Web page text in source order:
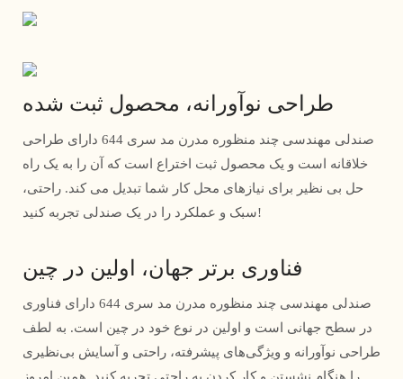
طراحی نوآورانه، محصول ثبت شده
صندلی مهندسی چند منظوره مدرن مد سری 644 دارای طراحی
خلاقانه است و یک محصول ثبت اختراع است که آن را به یک راه
حل بی نظیر برای نیازهای محل کار شما تبدیل می کند. راحتی،
سبک و عملکرد را در یک صندلی تجربه کنید!
فناوری برتر جهان، اولین در چین
صندلی مهندسی چند منظوره مدرن مد سری 644 دارای فناوری
در سطح جهانی است و اولین در نوع خود در چین است. به لطف
طراحی نوآورانه و ویژگی‌های پیشرفته، راحتی و آسایش بی‌نظیری